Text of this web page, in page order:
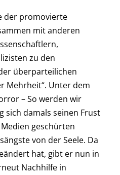
der promovierte
mit anderen
zu den
überparteilichen
Mehrheit“. Unter dem
– So werden wir
sich damals seinen Frust
geschürten
von der Seele. Da
hat, gibt er nun in
Nachhilfe in